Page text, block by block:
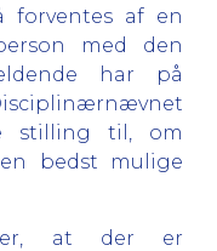
forventes af en
med den
har på
stilling til, om
bedst mulige
at der er